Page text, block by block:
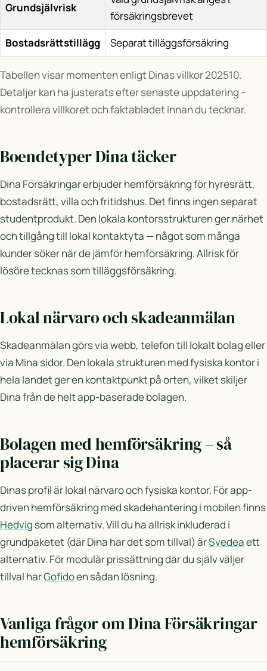
Grundsjälvrisk
försäkringsbrevet
Bostadsrättstillägg
Separat tilläggsförsäkring
Tabellen visar momenten enligt Dinas villkor 202510.
Detaljer kan ha justerats efter senaste uppdatering –
kontrollera villkoret och faktabladet innan du tecknar.
Boendetyper Dina täcker
Dina Försäkringar erbjuder hemförsäkring för hyresrätt,
bostadsrätt, villa och fritidshus. Det finns ingen separat
studentprodukt. Den lokala kontorsstrukturen ger närhet
och tillgång till lokal kontaktyta — något som många
kunder söker när de jämför hemförsäkring. Allrisk för
lösöre tecknas som tilläggsförsäkring.
Lokal närvaro och skadeanmälan
Skadeanmälan görs via webb, telefon till lokalt bolag eller
via Mina sidor. Den lokala strukturen med fysiska kontor i
hela landet ger en kontaktpunkt på orten, vilket skiljer
Dina från de helt app-baserade bolagen.
Bolagen med hemförsäkring – så
placerar sig Dina
Dinas profil är lokal närvaro och fysiska kontor. För app-
driven hemförsäkring med skadehantering i mobilen finns
Hedvig som alternativ. Vill du ha allrisk inkluderad i
grundpaketet (där Dina har det som tillval) ärSvedeaett
alternativ. För modulär prissättning där du själv väljer
tillval harGofidoen sådan lösning.
Vanliga frågor om Dina Försäkringar
hemförsäkring